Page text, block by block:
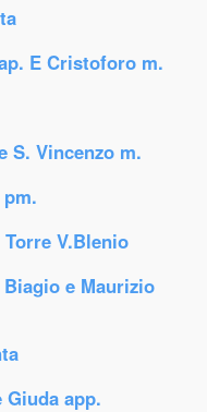
E Cristoforo m.
S. Vincenzo m.
V.Blenio
e Maurizio
Giuda app.